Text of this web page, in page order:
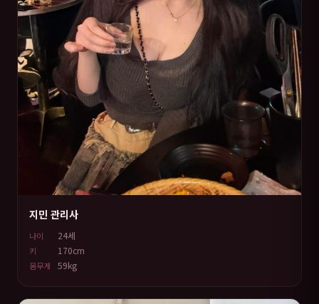
지민 관리사
나이 24세
키 170cm
몸무게 59kg